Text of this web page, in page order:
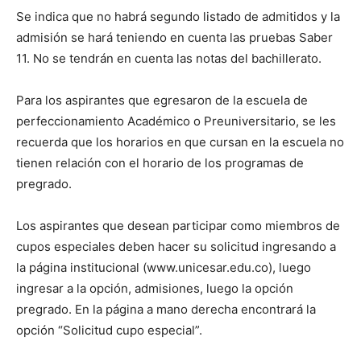
Se indica que no habrá segundo listado de admitidos y la
admisión se hará teniendo en cuenta las pruebas Saber
11. No se tendrán en cuenta las notas del bachillerato.
Para los aspirantes que egresaron de la escuela de
perfeccionamiento Académico o Preuniversitario, se les
recuerda que los horarios en que cursan en la escuela no
tienen relación con el horario de los programas de
pregrado.
Los aspirantes que desean participar como miembros de
cupos especiales deben hacer su solicitud ingresando a
la página institucional (www.unicesar.edu.co), luego
ingresar a la opción, admisiones, luego la opción
pregrado. En la página a mano derecha encontrará la
opción “Solicitud cupo especial”.